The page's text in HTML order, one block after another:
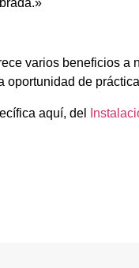
varios beneficios a
oportunidad de
aquí, del